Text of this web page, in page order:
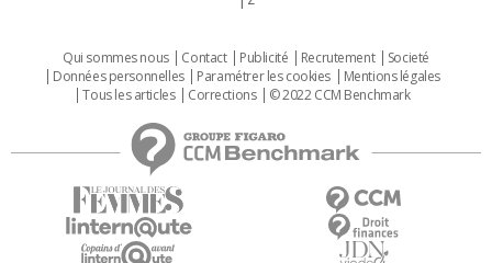
Qui sommes nous Contact Publicité Recrutement
Societé
Données personnelles
Paramétrer les cookies
Mentions légales
Tous les articles
Corrections © 2022 CCM Benchmark